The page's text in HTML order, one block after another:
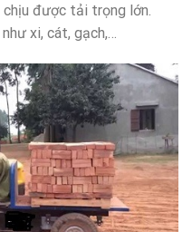
được tải trọng lớn.
xi, cát, gạch,…